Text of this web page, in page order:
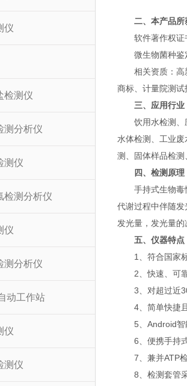
仪
检测仪
测分析仪
测仪
检测分析仪
仪
测分析仪
动工作站
仪
测仪
二、本产品所
软件著作权证书
微生物菌种鉴定
相关资质：高新
商标、计量院测试
三、应用行业
饮用水检测、应
水体检测、工业
测、固体样品检
四、检测原理
手持式生物毒性
代谢过程中伴随
发光量，发光量
五、仪器特点
1、符合国家标
2、快速、可靠
3、对超过近
4、简单快捷且
5、Android智
6、便携手持式
7、兼并ATP检
8、检测套管采